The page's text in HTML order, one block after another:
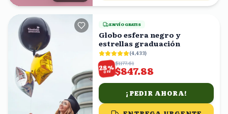
ENVÍO GRATIS
Globo esfera negro y
estrellas graduación
(4,433)
28%
OFF
$1177.61
$847.88
¡PEDIR AHORA!